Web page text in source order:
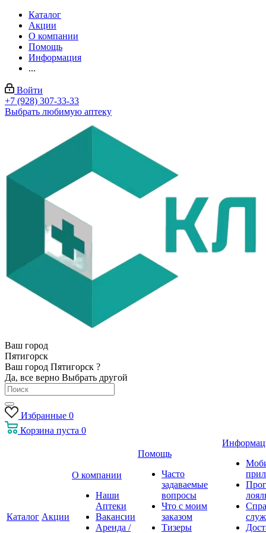
Каталог
Акции
О компании
Помощь
Информация
...
Войти
+7 (928) 307-33-33
Выбрать любимую аптеку
Ваш город
Пятигорск
Ваш город Пятигорск ?
Да, все верно Выбрать другой
Избранные 0
Корзина пуста 0
Каталог Акции
О компании
Наши
Аптеки
Вакансии
Аренда /
Помощь
Часто
задаваемые
вопросы
Что с моим
заказом
Тизеры